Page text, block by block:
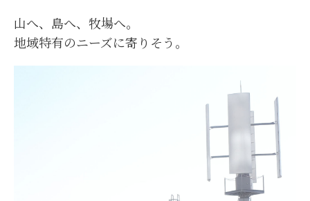
山へ、島へ、牧場へ。
地域特有のニーズに寄りそう。